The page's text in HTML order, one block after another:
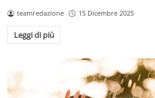
teamredazione 15 Dicembre 2025
Leggi di più